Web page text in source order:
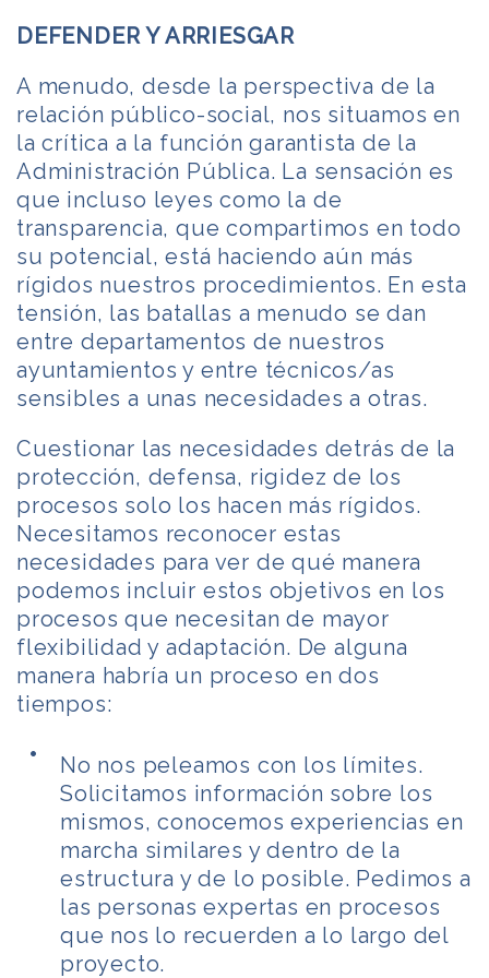
DEFENDER Y ARRIESGAR
A menudo, desde la perspectiva de la
relación público-social, nos situamos en
la crítica a la función garantista de la
Administración Pública. La sensación es
que incluso leyes como la de
transparencia, que compartimos en todo
su potencial, está haciendo aún más
rígidos nuestros procedimientos. En esta
tensión, las batallas a menudo se dan
entre departamentos de nuestros
ayuntamientos y entre técnicos/as
sensibles a unas necesidades a otras.
Cuestionar las necesidades detrás de la
protección, defensa, rigidez de los
procesos solo los hacen más rígidos.
Necesitamos reconocer estas
necesidades para ver de qué manera
podemos incluir estos objetivos en los
procesos que necesitan de mayor
flexibilidad y adaptación. De alguna
manera habría un proceso en dos
tiempos:
No nos peleamos con los límites.
Solicitamos información sobre los
mismos, conocemos experiencias en
marcha similares y dentro de la
estructura y de lo posible. Pedimos a
las personas expertas en procesos
que nos lo recuerden a lo largo del
proyecto.